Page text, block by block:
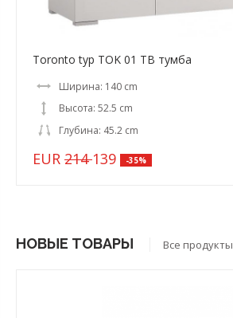
Toronto typ TOK 01 ТВ тумба
Ширина: 140 cm
Высота: 52.5 cm
Глубина: 45.2 cm
EUR 214139 -35%
НОВЫЕ ТОВАРЫ Все продукты